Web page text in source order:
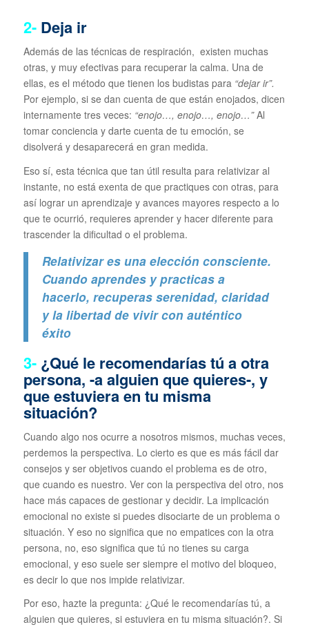
2- Deja ir
Además de las técnicas de respiración, existen muchas
otras, y muy efectivas para recuperar la calma. Una de
ellas, es el método que tienen los budistas para “dejar ir”.
Por ejemplo, si se dan cuenta de que están enojados, dicen
internamente tres veces: “enojo…, enojo…, enojo…”Al
tomar conciencia y darte cuenta de tu emoción, se
disolverá y desaparecerá en gran medida.
Eso sí, esta técnica que tan útil resulta para relativizar al
instante, no está exenta de que practiques con otras, para
así lograr un aprendizaje y avances mayores respecto a lo
que te ocurrió, requieres aprender y hacer diferente para
trascender la dificultad o el problema.
Relativizar es una elección consciente.
Cuando aprendes y practicas a
hacerlo, recuperas serenidad, claridad
y la libertad de vivir con auténtico
éxito
3- ¿Qué le recomendarías tú a otra
persona, -a alguien que quieres-, y
que estuviera en tu misma
situación?
Cuando algo nos ocurre a nosotros mismos, muchas veces,
perdemos la perspectiva. Lo cierto es que es más fácil dar
consejos y ser objetivos cuando el problema es de otro,
que cuando es nuestro. Ver con la perspectiva del otro, nos
hace más capaces de gestionar y decidir. La implicación
emocional no existe si puedes disociarte de un problema o
situación. Y eso no significa que no empatices con la otra
persona, no, eso significa que tú no tienes su carga
emocional, y eso suele ser siempre el motivo del bloqueo,
es decir lo que nos impide relativizar.
Por eso, hazte la pregunta: ¿Qué le recomendarías tú, a
alguien que quieres, si estuviera en tu misma situación?. Si